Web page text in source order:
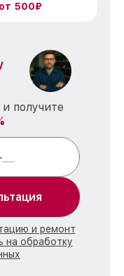
от 500₽
получите
и ремонт
на обработку